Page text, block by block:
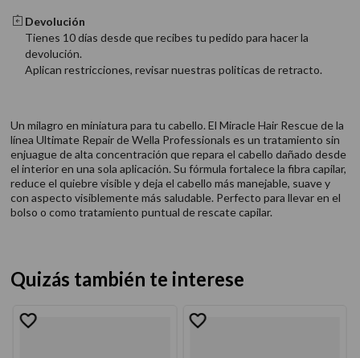
Devolución
Tienes 10 días desde que recibes tu pedido para hacer la
devolución.
Aplican restricciones, revisar nuestras politicas de retracto.
Un milagro en miniatura para tu cabello. El Miracle Hair Rescue de la
línea Ultimate Repair de Wella Professionals es un tratamiento sin
enjuague de alta concentración que repara el cabello dañado desde
el interior en una sola aplicación. Su fórmula fortalece la fibra capilar,
reduce el quiebre visible y deja el cabello más manejable, suave y
con aspecto visiblemente más saludable. Perfecto para llevar en el
bolso o como tratamiento puntual de rescate capilar.
Quizás también te interese